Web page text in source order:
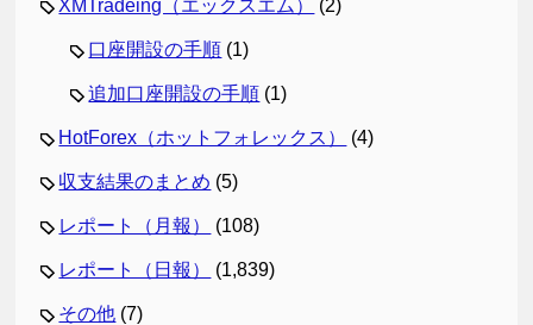
XMTradeing（エックスエム） (2)
口座開設の手順 (1)
追加口座開設の手順 (1)
HotForex（ホットフォレックス） (4)
収支結果のまとめ (5)
レポート（月報） (108)
レポート（日報） (1,839)
その他 (7)